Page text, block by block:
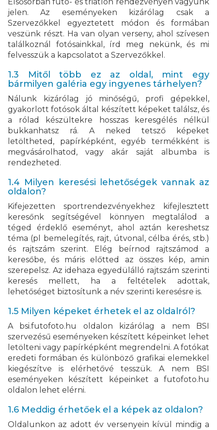
jelen. Az eseményeken kizárólag csak a
Szervezőkkel egyeztetett módon és formában
veszünk részt. Ha van olyan verseny, ahol szívesen
találkoznál fotósainkkal, írd meg nekünk, és mi
felvesszük a kapcsolatot a Szervezőkkel.
1.3 Mitől több ez az oldal, mint egy
bármilyen galéria egy ingyenes tárhelyen?
Nálunk kizárólag jó minőségű, profi gépekkel,
gyakorlott fotósok által készített képeket találsz, és
a rólad készültekre hosszas keresgélés nélkül
bukkanhatsz rá. A neked tetsző képeket
letöltheted, papírképként, egyéb termékként is
megvásárolhatod, vagy akár saját albumba is
rendezheted.
1.4 Milyen keresési lehetőségek vannak az
oldalon?
Kifejezetten sportrendezvényekhez kifejlesztett
keresőnk segítségével könnyen megtalálod a
téged érdeklő eseményt, ahol aztán kereshetsz
téma (pl bemelegítés, rajt, útvonal, célba érés, stb.)
és rajtszám szerint. Elég beírnod rajtszámod a
keresőbe, és máris előtted az összes kép, amin
szerepelsz. Az idehaza egyedülálló rajtszám szerinti
keresés mellett, ha a feltételek adottak,
lehetőséget biztosítunk a név szerinti keresésre is.
1.5 Milyen képeket érhetek el az oldalról?
A bsi.futofoto.hu oldalon kizárólag a nem BSI
szervezésű eseményeken készített képeinket lehet
letölteni vagy papírképként megrendelni. A fotókat
eredeti formában és különböző grafikai elemekkel
kiegészítve is elérhetővé tesszük. A nem BSI
eseményeken készített képeinket a futofoto.hu
oldalon lehet elérni.
1.6 Meddig érhetőek el a képek az oldalon?
Oldalunkon az adott év versenyein kívül mindig a